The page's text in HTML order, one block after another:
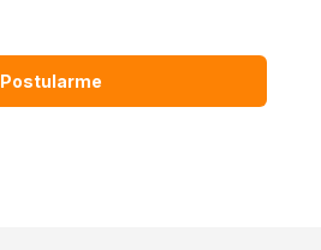
Postularme